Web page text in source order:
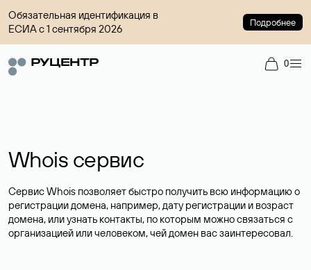
Обязательная идентификация в
ЕСИА с 1 сентября 2026
Подробнее
0
Whois сервис
Сервис Whois позволяет быстро получить всю информацию о
регистрации домена, например, дату регистрации и возраст
домена, или узнать контакты, по которым можно связаться с
организацией или человеком, чей домен вас заинтересовал.